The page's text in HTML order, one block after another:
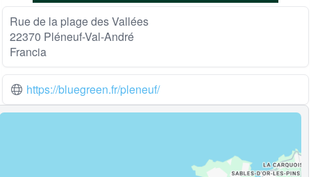
Rue de la plage des Vallées
22370 Pléneuf-Val-André
Francia
https://bluegreen.fr/pleneuf/